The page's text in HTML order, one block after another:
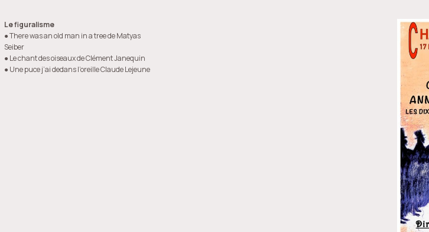
Le figuralisme
● There was an old man in a tree de Matyas
Seiber
● Le chant des oiseaux de Clément Janequin
● Une puce j’ai dedans l’oreille Claude Lejeune